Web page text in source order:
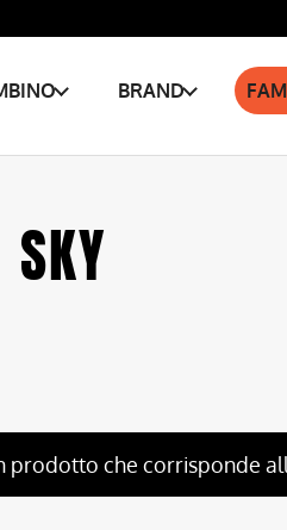
BRAND
SKY
prodotto che corrisponde